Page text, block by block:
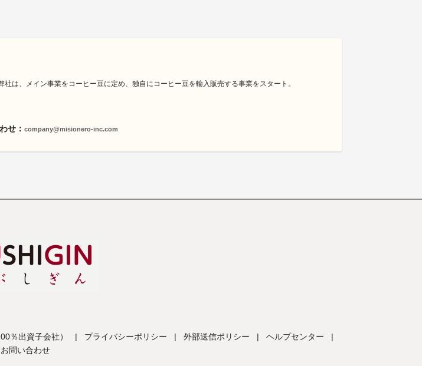
は、メイン事業をコーヒー豆に定め、独自にコーヒー豆を輸入販売する事業をスタート。
せ： company@misionero-inc.com
％出資子会社） | プライバシーポリシー | 外部送信ポリシー | ヘルプセンター
|
お問い合わせ